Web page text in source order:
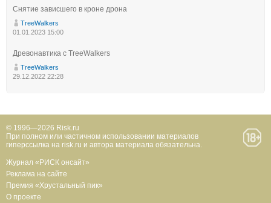
Снятие зависшего в кроне дрона
TreeWalkers
01.01.2023 15:00
Древонавтика с TreeWalkers
TreeWalkers
29.12.2022 22:28
© 1996—2026 Risk.ru
При полном или частичном использовании материалов
гиперссылка на risk.ru и автора материала обязательна.
Журнал «РИСК онсайт»
Реклама на сайте
Премия «Хрустальный пик»
О проекте